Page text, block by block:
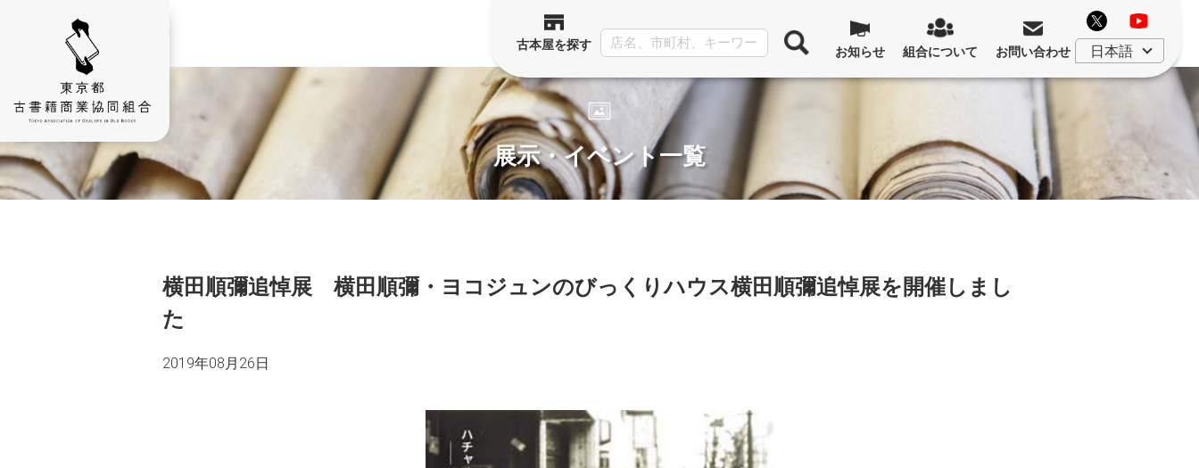
古本屋を探す お知らせ 組合について お問い合わせ
展示・イベント一覧
横田順彌追悼展 横田順彌・ヨコジュンのびっくりハウス横田順彌追悼展を開催しまし
た
2019年08月26日